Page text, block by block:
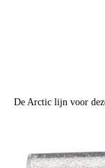
De Arctic lijn voor